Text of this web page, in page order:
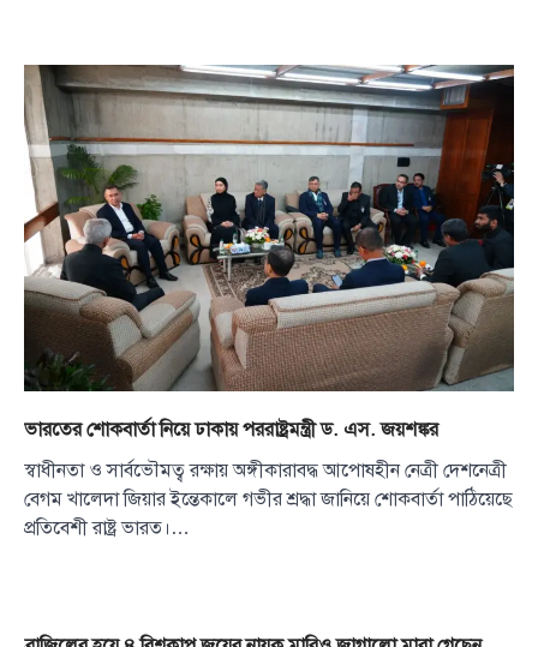
ভারতের শোকবার্তা নিয়ে ঢাকায় পররাষ্ট্রমন্ত্রী ড. এস. জয়শঙ্কর
স্বাধীনতা ও সার্বভৌমত্ব রক্ষায় অঙ্গীকারাবদ্ধ আপোষহীন নেত্রী দেশনেত্রী
বেগম খালেদা জিয়ার ইন্তেকালে গভীর শ্রদ্ধা জানিয়ে শোকবার্তা পাঠিয়েছে
প্রতিবেশী রাষ্ট্র ভারত।…